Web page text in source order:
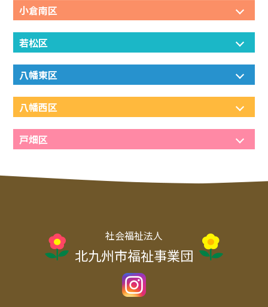
小倉南区
若松区
八幡東区
八幡西区
戸畑区
社会福祉法人
北九州市福祉事業団